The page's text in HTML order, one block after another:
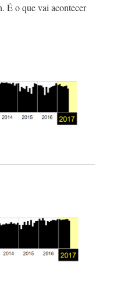
É o que vai acontecer